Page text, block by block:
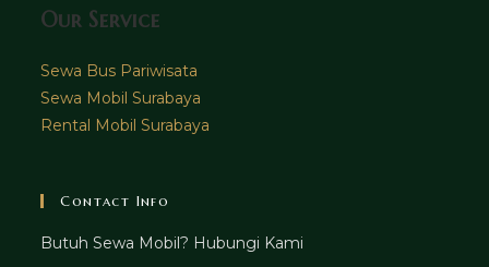
Our Service
Sewa Bus Pariwisata
Sewa Mobil Surabaya
Rental Mobil Surabaya
Contact Info
Butuh Sewa Mobil? Hubungi Kami